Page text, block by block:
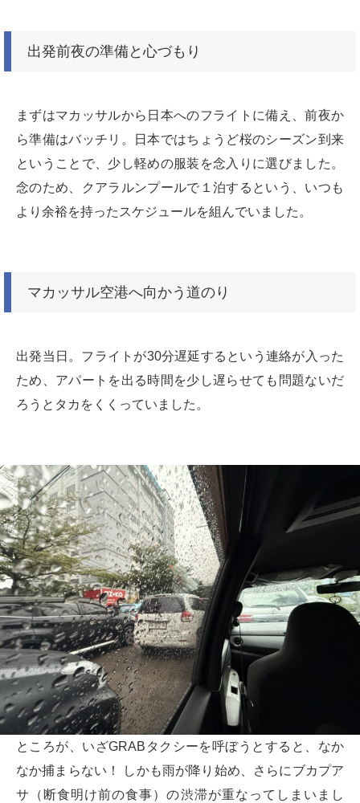
出発前夜の準備と心づもり
まずはマカッサルから日本へのフライトに備え、前夜か
ら準備はバッチリ。日本ではちょうど桜のシーズン到来
ということで、少し軽めの服装を念入りに選びました。
念のため、クアラルンプールで１泊するという、いつも
より余裕を持ったスケジュールを組んでいました。
マカッサル空港へ向かう道のり
出発当日。フライトが30分遅延するという連絡が入った
ため、アパートを出る時間を少し遅らせても問題ないだ
ろうとタカをくくっていました。
ところが、いざGRABタクシーを呼ぼうとすると、なか
なか捕まらない！ しかも雨が降り始め、さらにブカプア
サ（断食明け前の食事）の渋滞が重なってしまいまし